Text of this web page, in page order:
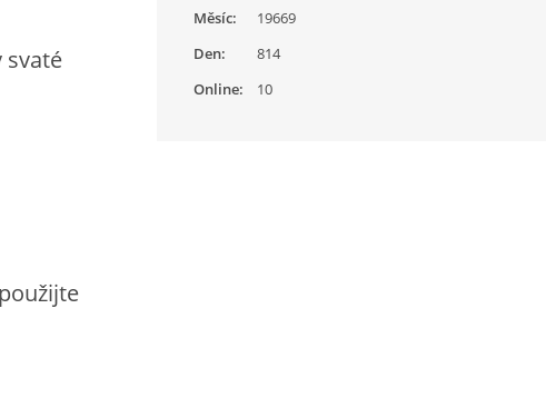
svaté
Online: 10
Měsíc:
19669
Den:
814